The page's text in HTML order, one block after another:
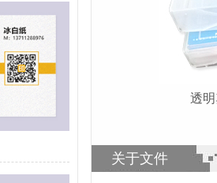
关于文件